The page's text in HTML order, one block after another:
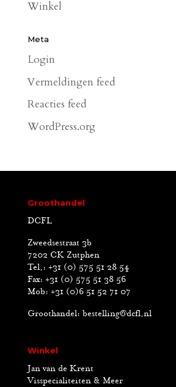
Winkel
Meta
Login
Vermeldingen feed
Reacties feed
WordPress.org
Groothandel
DCFL
Zweedsestraat 3b
7202 CK Zutphen
Tel.: +31 (0) 575 51 28 54
Fax: +31 (0) 575 51 38 56
Mob: +31 (0)6 51 52 71 07
Groothandel: bestelling@dcfl.nl
Winkel
Jan van de Krent
Visspecialiteiten & Meer